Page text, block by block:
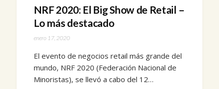
NRF 2020: El Big Show de Retail –
Lo más destacado
enero 17, 2020
El evento de negocios retail más grande del
mundo, NRF 2020 (Federación Nacional de
Minoristas), se llevó a cabo del 12…